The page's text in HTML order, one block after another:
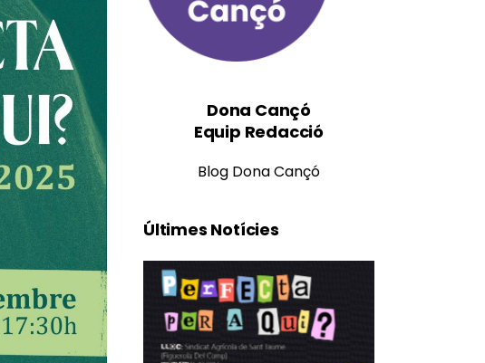
Dona Cançó
Equip Redacció
Blog Dona Cançó
Últimes Notícies